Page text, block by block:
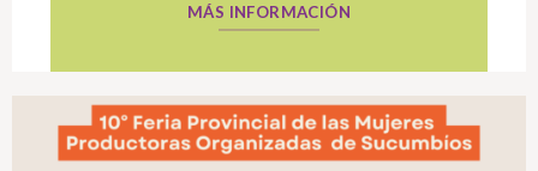
MÁS INFORMACIÓN